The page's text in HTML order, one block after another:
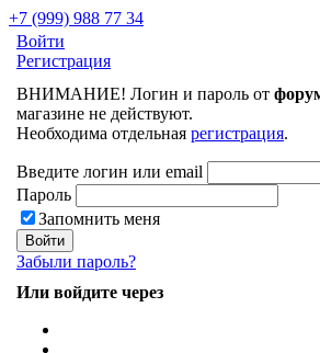
+7 (999) 988 77 34
Войти
Регистрация
ВНИМАНИЕ! Логин и пароль от
магазине не действуют.
Необходима отдельная регистрация.
Введите логин или email
Пароль
Запомнить меня
Забыли пароль?
Или войдите через